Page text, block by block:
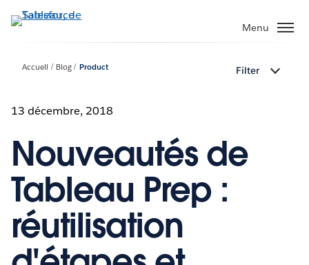
Aller
au
Menu
Accueil Blog Product Filter
13 décembre, 2018
Nouveautés de
Tableau Prep :
réutilisation